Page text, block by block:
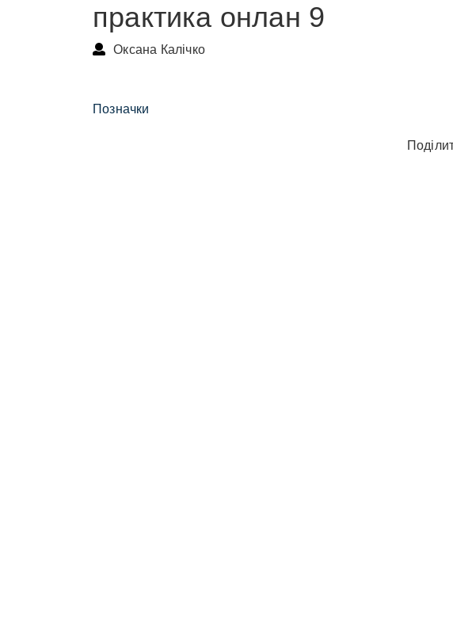
практика онлан 9
Оксана Калічко
Позначки